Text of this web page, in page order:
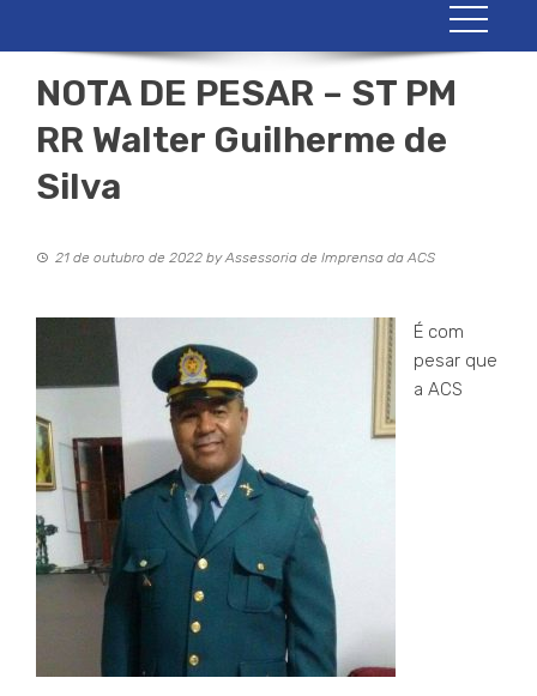
NOTA DE PESAR – ST PM
RR Walter Guilherme de
Silva
21 de outubro de 2022 byAssessoria de Imprensa da ACS
É com
pesar que
a ACS